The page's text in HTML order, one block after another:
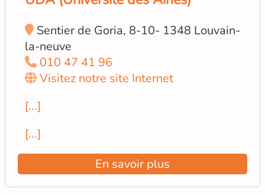
Sentier de Goria, 8-10- 1348 Louvain-
la-neuve
010 47 41 96
Visitez notre site Internet
[...]
[...]
En savoir plus